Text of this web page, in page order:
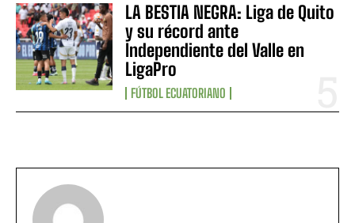
LA BESTIA NEGRA: Liga de Quito
y su récord ante
Independiente del Valle en
LigaPro
FÚTBOL ECUATORIANO